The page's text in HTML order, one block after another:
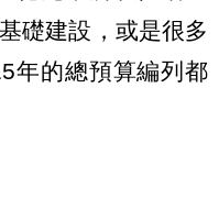
礎建設，或是很多
年的總預算編列都